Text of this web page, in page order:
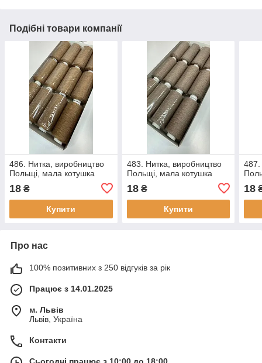
Подібні товари компанії
486. Нитка, виробництво
Польщі, мала котушка
18 ₴
Купити
483. Нитка, виробництво
Польщі, мала котушка
18₴
Купити
487.
18
Про нас
100% позитивних з 250 відгуків за рік
Працює з 14.01.2025
м. Львів
Львів, Україна
Контакти